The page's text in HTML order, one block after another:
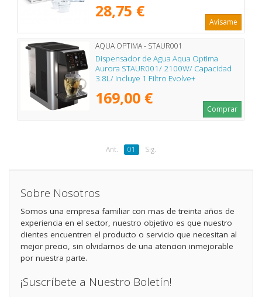
28,75 €
Avísame
AQUA OPTIMA - STAUR001
Dispensador de Agua Aqua Optima
Aurora STAUR001/ 2100W/ Capacidad
3.8L/ Incluye 1 Filtro Evolve+
169,00 €
Comprar
Ant. 01 Sig.
Sobre Nosotros
Somos una empresa familiar con mas de treinta años de
experiencia en el sector, nuestro objetivo es que nuestro
clientes encuentren el producto o servicio que necesitan al
mejor precio, sin olvidarnos de una atencion inmejorable
por nuestra parte.
¡Suscríbete a Nuestro Boletín!